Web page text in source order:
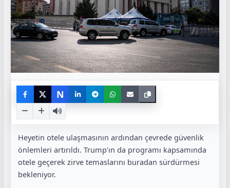
N
Heyetin otele ulaşmasının ardından çevrede güvenlik
önlemleri artırıldı. Trump'ın da programı kapsamında
otele geçerek zirve temaslarını buradan sürdürmesi
bekleniyor.